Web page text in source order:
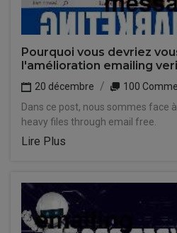
Pourquoi vous devriez
l'amélioration emailing
20 décembre
100
Dans ce post, nous sommes face
heavy files through email free.
Lire Plus